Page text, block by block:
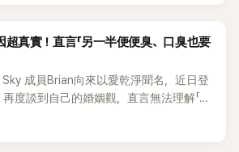
真實！直言「另一半便便臭、口臭也要
成員Brian向來以愛乾淨聞名，近日登
再度談到自己的婚姻觀，直言無法理解「連
都要愛」這種說法，更大方表明自己是不